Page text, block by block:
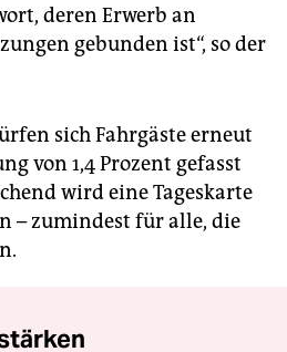
deren Erwerb an
gebunden ist“, so der
sich Fahrgäste erneut
von 1,4 Prozent gefasst
wird eine Tageskarte
– zumindest für alle, die